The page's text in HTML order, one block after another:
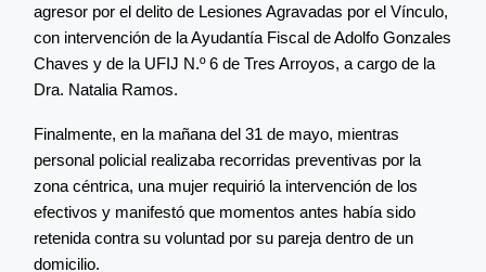
agresor por el delito de Lesiones Agravadas por el Vínculo,
con intervención de la Ayudantía Fiscal de Adolfo Gonzales
Chaves y de la UFIJ N.º 6 de Tres Arroyos, a cargo de la
Dra. Natalia Ramos.
Finalmente, en la mañana del 31 de mayo, mientras
personal policial realizaba recorridas preventivas por la
zona céntrica, una mujer requirió la intervención de los
efectivos y manifestó que momentos antes había sido
retenida contra su voluntad por su pareja dentro de un
domicilio.